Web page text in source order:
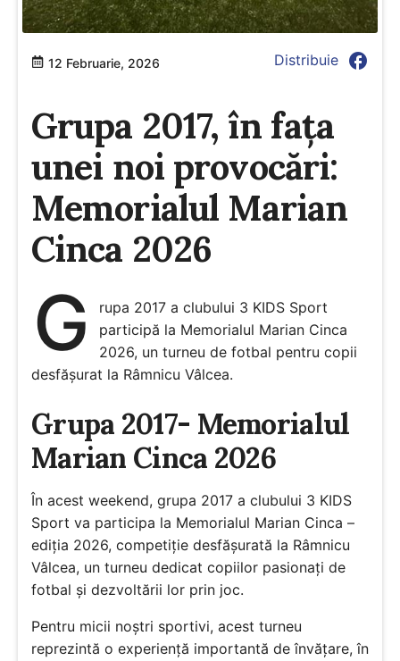
12 Februarie, 2026 Distribuie facebook
Grupa 2017, în fața
unei noi provocări:
Memorialul Marian
Cinca 2026
G
rupa 2017 a clubului 3 KIDS Sport
participă la Memorialul Marian Cinca
2026, un turneu de fotbal pentru copii
desfășurat la Râmnicu Vâlcea.
Grupa 2017- Memorialul
Marian Cinca 2026
În acest weekend, grupa 2017 a clubului 3 KIDS
Sport va participa la Memorialul Marian Cinca –
ediția 2026, competiție desfășurată la Râmnicu
Vâlcea, un turneu dedicat copiilor pasionați de
fotbal și dezvoltării lor prin joc.
Pentru micii noștri sportivi, acest turneu
reprezintă o experiență importantă de învățare, în